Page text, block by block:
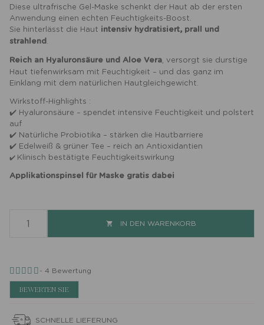
Diese ultrafrische Gel-Maske schenkt der Haut ab der ersten
Anwendung einen echten Feuchtigkeits-Boost.
Sie hinterlässt die Haut intensiv hydratisiert, prall und
strahlend
Reich an Hyaluronsäure und Aloe Vera , versorgt sie durstige
Haut tiefenwirksam mit Feuchtigkeit – und das ganz im
Einklang mit dem natürlichen Hautgleichgewicht.
Wirkstoff-Highlights :
✔️ Hyaluronsäure – spendet intensive Feuchtigkeit und polstert
auf
✔️ Natürliche Probiotika – stärken die Hautbarriere
✔️ Edelweiß & grüner Tee – reich an Antioxidantien
✔️ Klinisch bestätigte Feuchtigkeitswirkung
Applikationspinsel für Maske gratis dabei
 IN DEN WARENKORB
- 4 Bewertung
BEWERTEN SIE
SCHNELLE LIEFERUNG